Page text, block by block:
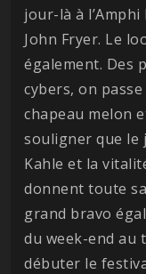
jour-là à
John Fryer. Le
également. Des
cybers, on
chapeau melon
souligner que le
Kahle et la
donnent toute
grand bravo
du week-end au
débuter le